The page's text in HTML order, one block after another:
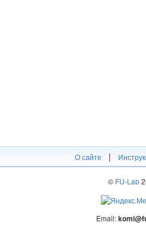
О сайте |
© FU-Lab
Email: